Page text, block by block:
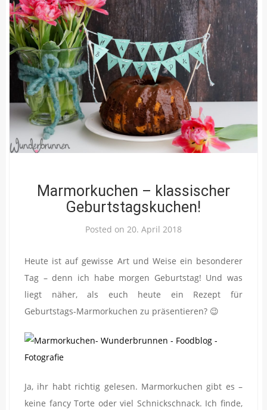
Marmorkuchen – klassischer
Geburtstagskuchen!
Posted on 20. April 2018
Heute ist auf gewisse Art und Weise ein besonderer
Tag – denn ich habe morgen Geburtstag! Und was
liegt näher, als euch heute ein Rezept für
Geburtstags-Marmorkuchen zu präsentieren? 😉
Ja, ihr habt richtig gelesen. Marmorkuchen gibt es –
keine fancy Torte oder viel Schnickschnack. Ich finde,